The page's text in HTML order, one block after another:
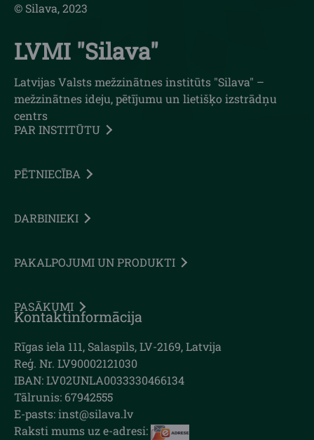
© Silava, 2023
LVMI "Silava"
Latvijas Valsts mežzinātnes institūts "Silava" –
mežzinātnes ideju, pētījumu un lietišķo izstrādņu
centrs
PAR INSTITŪTU
PĒTNIECĪBA
DARBINIEKI
PAKALPOJUMI UN PRODUKTI
PASĀKUMI
Kontaktinformācija
Rīgas iela 111, Salaspils, LV-2169, Latvija
Reģ. Nr. LV90002121030
IBAN: LV02UNLA0033330466134
Tālrunis: 67942555
E-pasts: inst@silava.lv
Raksti mums uz e-adresi: